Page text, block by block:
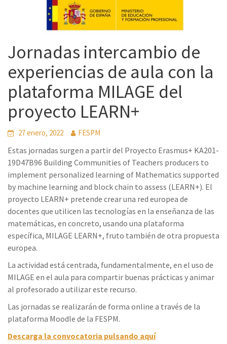
Jornadas intercambio de
experiencias de aula con la
plataforma MILAGE del
proyecto LEARN+
27 enero, 2022 FESPM
Estas jornadas surgen a partir del Proyecto Erasmus+ KA201-
19D47B96 Building Communities of Teachers producers to
implement personalized learning of Mathematics supported
by machine learning and block chain to assess (LEARN+). El
proyecto LEARN+ pretende crear una red europea de
docentes que utilicen las tecnologías en la enseñanza de las
matemáticas, en concreto, usando una plataforma
específica, MILAGE LEARN+, fruto también de otra propuesta
europea.
La actividad está centrada, fundamentalmente, en el uso de
MILAGE en el aula para compartir buenas prácticas y animar
al profesorado a utilizar este recurso.
Las jornadas se realizarán de forma online a través de la
plataforma Moodle de la FESPM.
Descarga la convocatoria pulsando aquí